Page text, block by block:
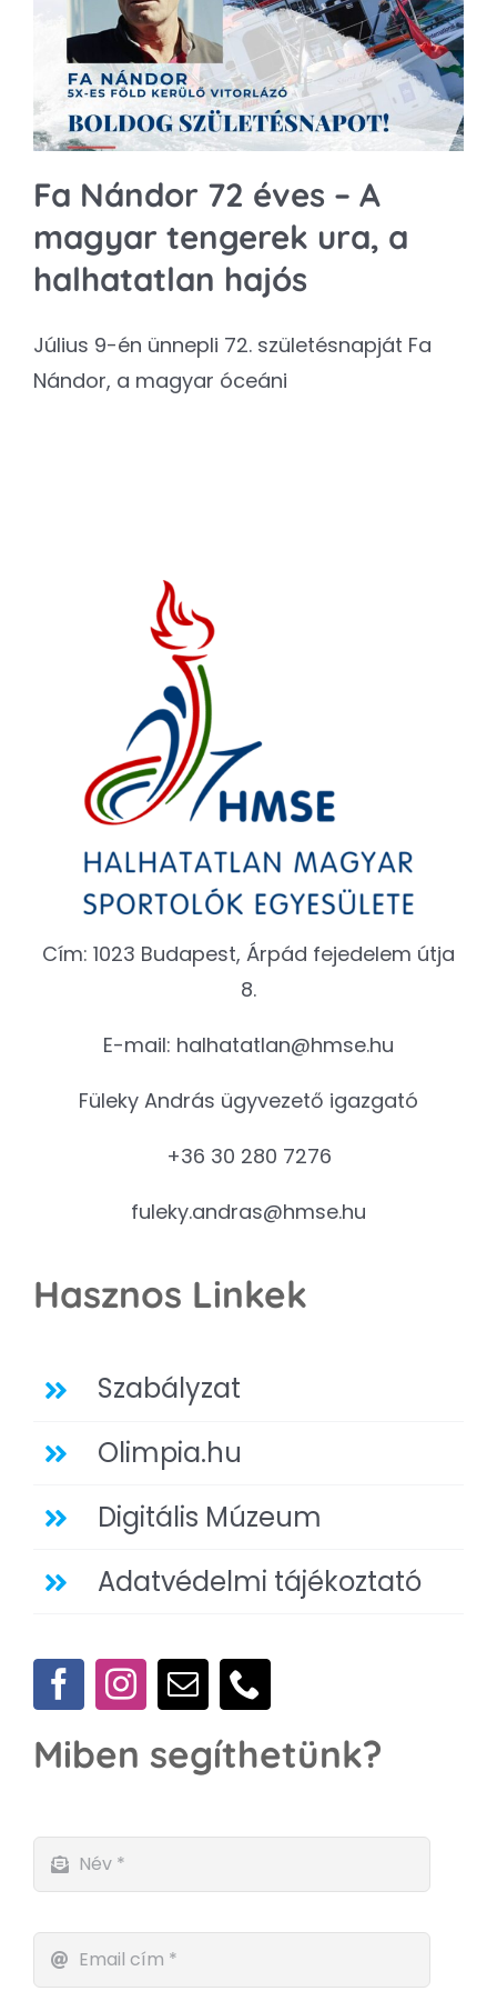
Kapcsolat
SEARCH
FOR:
Fa Nándor 72 éves – A
magyar tengerek ura, a
halhatatlan hajós
Július 9-én ünnepli 72. születésnapját Fa
Nándor, a magyar óceáni
Cím: 1023 Budapest, Árpád fejedelem útja
8.
E-mail: halhatatlan@hmse.hu
Füleky András ügyvezető igazgató
+36 30 280 7276
fuleky.andras@hmse.hu
Hasznos Linkek
Szabályzat
Olimpia.hu
Digitális Múzeum
Adatvédelmi tájékoztató
Miben segíthetünk?